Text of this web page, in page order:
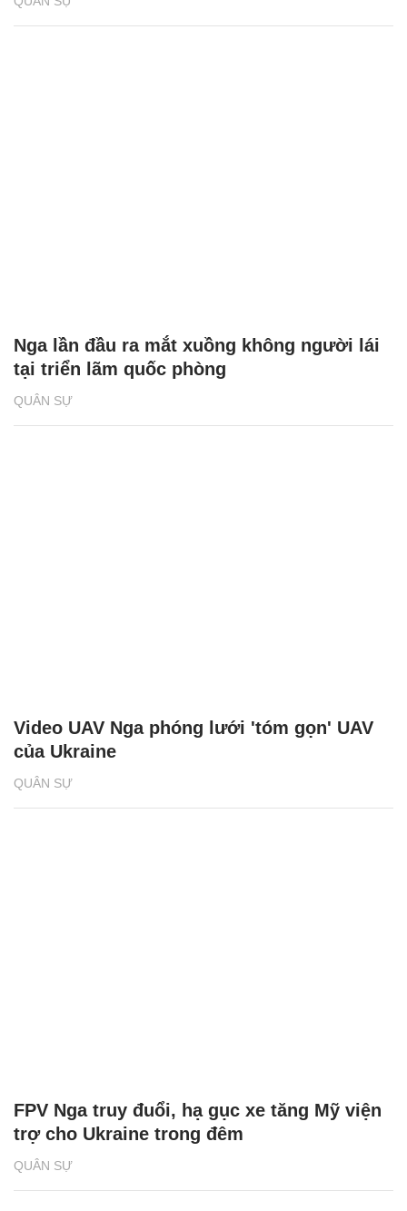
QUÂN SỰ
Nga lần đầu ra mắt xuồng không người lái
tại triển lãm quốc phòng
QUÂN SỰ
Video UAV Nga phóng lưới 'tóm gọn' UAV
của Ukraine
QUÂN SỰ
FPV Nga truy đuổi, hạ gục xe tăng Mỹ viện
trợ cho Ukraine trong đêm